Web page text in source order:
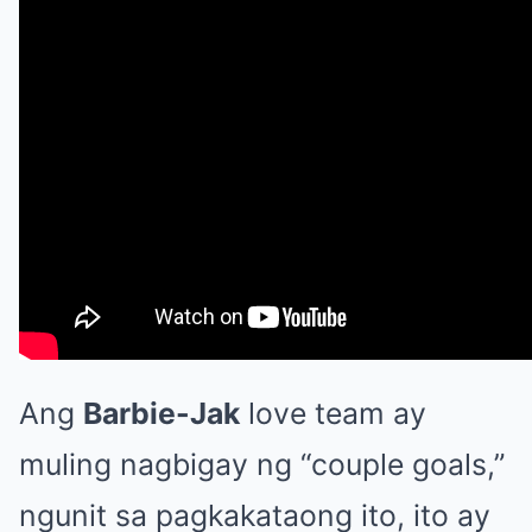
Ang Barbie-Jak love team ay
muling nagbigay ng “couple goals,”
ngunit sa pagkakataong ito, ito ay